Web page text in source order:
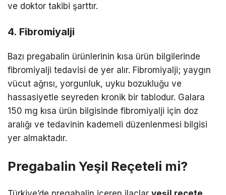
ve doktor takibi şarttır.
4. Fibromiyalji
Bazı pregabalin ürünlerinin kısa ürün bilgilerinde
fibromiyalji tedavisi de yer alır. Fibromiyalji; yaygın
vücut ağrısı, yorgunluk, uyku bozukluğu ve
hassasiyetle seyreden kronik bir tablodur. Galara
150 mg kısa ürün bilgisinde fibromiyalji için doz
aralığı ve tedavinin kademeli düzenlenmesi bilgisi
yer almaktadır.
Pregabalin Yeşil Reçeteli mi?